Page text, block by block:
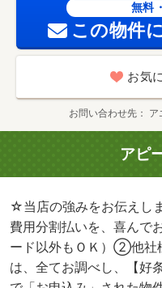
無料
この物件
お気
お問い合わせ先 ア
アピ
☆当店の強みをお伝え
費用分割払いを、喜んで
ード以外もＯＫ）②他社
は、全てお調べし、【好